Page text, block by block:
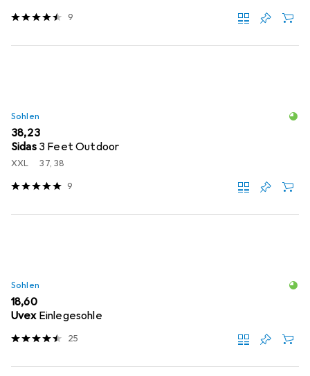
9
Sohlen
EUR
38,23
Sidas 3 Feet Outdoor
XXL 37, 38
9
Sohlen
EUR
18,60
Uvex Einlegesohle
25